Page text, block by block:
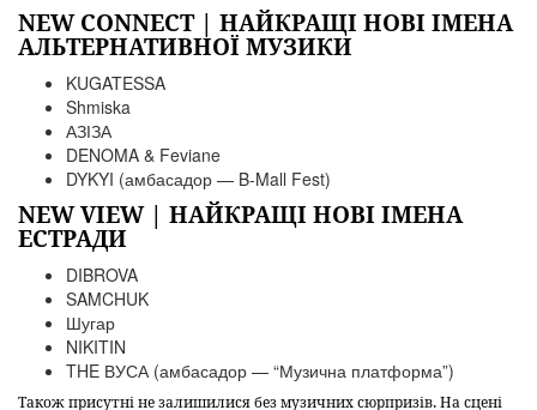
NEW CONNECT | НАЙКРАЩІ НОВІ ІМЕНА
АЛЬТЕРНАТИВНОЇ МУЗИКИ
KUGATESSA
Shmiska
АЗІЗА
DENOMA & Feviane
DYKYI (амбасадор — B-Mall Fest)
NEW VIEW | НАЙКРАЩІ НОВІ ІМЕНА
ЕСТРАДИ
DIBROVA
SAMCHUK
Шугар
NIKITIN
THE ВУСА (амбасадор — “Музична платформа”)
Також присутні не залишилися без музичних сюрпризів. На сцені